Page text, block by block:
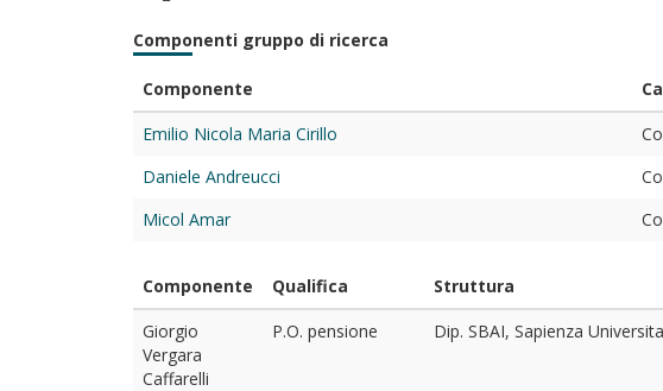
Componenti gruppo di ricerca
Componente
Emilio Nicola Maria Cirillo
Daniele Andreucci
Micol Amar
Componente Qualifica Struttura
Giorgio
Vergara
Caffarelli
P.O. pensione Dip. SBAI, Sapienza